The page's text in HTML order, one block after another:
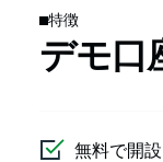
特徴
デモ口
無料で開設